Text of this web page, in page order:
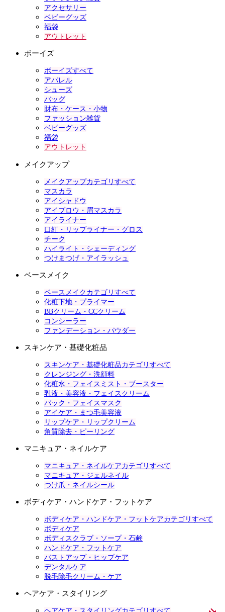
アクセサリー
ベビーグッズ
福袋
アウトレット
ボーイズ
ボーイズすべて
アパレル
シューズ
バッグ
財布・ケース・小物
ファッション雑貨
ベビーグッズ
福袋
アウトレット
メイクアップ
メイクアップカテゴリすべて
マスカラ
アイシャドウ
アイブロウ・眉マスカラ
アイライナー
口紅・リップライナー・グロス
チーク
ハイライト・シェーディング
つけまつげ・アイラッシュ
ベースメイク
ベースメイクカテゴリすべて
化粧下地・プライマー
BBクリーム・CCクリーム
コンシーラー
ファンデーション・パウダー
スキンケア・基礎化粧品
スキンケア・基礎化粧品カテゴリすべて
クレンジング・洗顔料
化粧水・フェイスミスト・ブースター
乳液・美容液・フェイスクリーム
パック・フェイスマスク
アイケア・まつ毛美容液
リップケア・リップクリーム
角質除去・ピーリング
マニキュア・ネイルケア
マニキュア・ネイルケアカテゴリすべて
マニキュア・ジェルネイル
つけ爪・ネイルシール
ボディケア・ハンドケア・フットケア
ボディケア・ハンドケア・フットケアカテゴリすべて
ボディケア
ボディスクラブ・ソープ・石鹸
ハンドケア・フットケア
バストアップ・ヒップケア
デンタルケア
脱毛除毛クリーム・ケア
ヘアケア・スタイリング